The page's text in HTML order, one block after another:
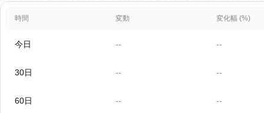
時間 変動 変化幅 (%)
今日 -- --
30日 -- --
60日 -- --